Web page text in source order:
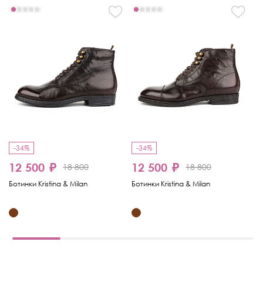
-34%
12 500 ₽ 18 800
Ботинки Kristina & Milan
-34%
12 500 ₽ 18 800
Ботинки Kristina & Milan